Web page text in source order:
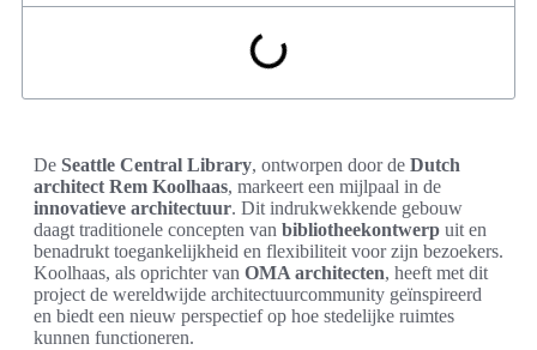
De Seattle Central Library, ontworpen door de Dutch
architect Rem Koolhaas, markeert een mijlpaal in de
innovatieve architectuur. Dit indrukwekkende gebouw
daagt traditionele concepten van bibliotheekontwerp uit en
benadrukt toegankelijkheid en flexibiliteit voor zijn bezoekers.
Koolhaas, als oprichter van OMA architecten, heeft met dit
project de wereldwijde architectuurcommunity geïnspireerd
en biedt een nieuw perspectief op hoe stedelijke ruimtes
kunnen functioneren.